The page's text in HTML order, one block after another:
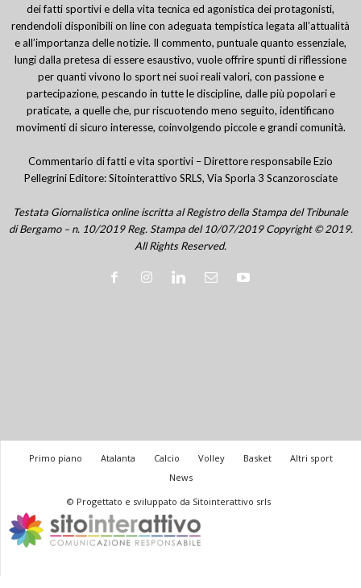
dei fatti sportivi e della vita tecnica ed agonistica dei protagonisti,
rendendoli disponibili on line con adeguata tempistica legata all’attualità
e all’importanza delle notizie. Il commento, puntuale quanto essenziale,
lungi dalla pretesa di essere esaustivo, vuole offrire spunti di riflessione
per quanti vivono lo sport nei suoi reali valori, con passione e
partecipazione, pescando in tutte le discipline, dalle più popolari e
praticate, a quelle che, pur riscuotendo meno seguito, identificano
movimenti di sicuro interesse, coinvolgendo piccole e grandi comunità.
Commentario di fatti e vita sportivi – Direttore responsabile Ezio
Pellegrini Editore: Sitointerattivo SRLS, Via Sporla 3 Scanzorosciate
Testata Giornalistica online iscritta al Registro della Stampa del Tribunale
di Bergamo – n. 10/2019 Reg. Stampa del 10/07/2019 Copyright © 2019.
All Rights Reserved.
Primo piano Atalanta Calcio Volley Basket
Altri sport
News
© Progettato e sviluppato da Sitointerattivo srls